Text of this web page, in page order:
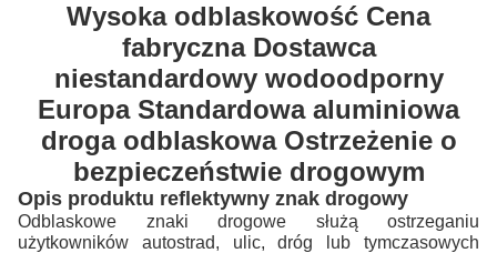
Wysoka odblaskowość Cena
fabryczna Dostawca
niestandardowy wodoodporny
Europa Standardowa aluminiowa
droga odblaskowa Ostrzeżenie o
bezpieczeństwie drogowym
Opis produktu reflektywny znak drogowy
Odblaskowe znaki drogowe służą ostrzeganiu
użytkowników autostrad, ulic, dróg lub tymczasowych